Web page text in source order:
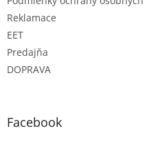
Reklamace
EET
Predajňa
DOPRAVA
Facebook